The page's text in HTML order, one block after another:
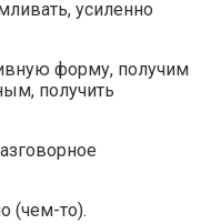
усиленно
форму, получим
получить
(чем-то).